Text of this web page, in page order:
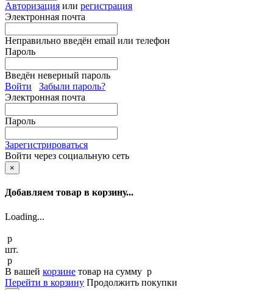
Авторизация или регистрация
Электронная почта
Неправильно введён email или телефон
Пароль
Введён неверный пароль
Войти
Забыли пароль?
Электронная почта
Пароль
Зарегистрироваться
Войти через социальную сеть
×
Добавляем товар в корзину...
Loading...
p
шт.
p
В вашей корзине товар на сумму p
Перейти в корзину Продолжить покупки